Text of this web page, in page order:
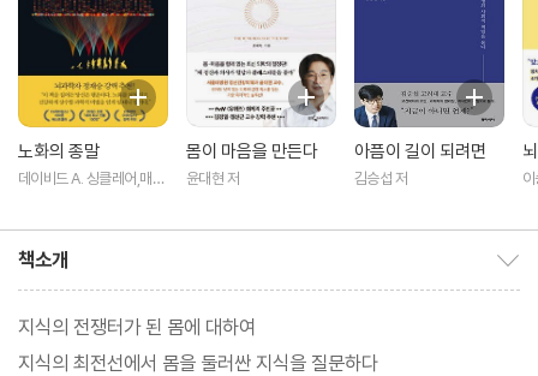
노화의 종말
데이비드 A. 싱클레어,매슈
몸이 마음을 만든다
윤대현 저
아픔이 길이 되려면
김승섭 저
책소개
지식의 전쟁터가 된 몸에 대하여
지식의 최전선에서 몸을 둘러싼 지식을 질문하다